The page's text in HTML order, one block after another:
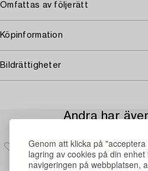
Genom att klicka på
lagring av cookies på din
navigeringen på webbplatsen,
Omfattas av följerätt
Köpinformation
Bildrättigheter
Andra har